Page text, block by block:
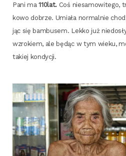
Pani ma110lat. Coś nie­sa­mo­wi­te­go,
ko­wo dobrze. Umia­ła nor­mal­nie
jąc się bam­bu­sem. Lek­ko już
wzro­kiem, ale będąc w tym wie­ku,
takiej kondycji.